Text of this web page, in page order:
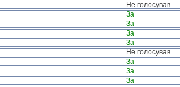
Не голосував
За
За
За
За
Не голосував
За
За
За